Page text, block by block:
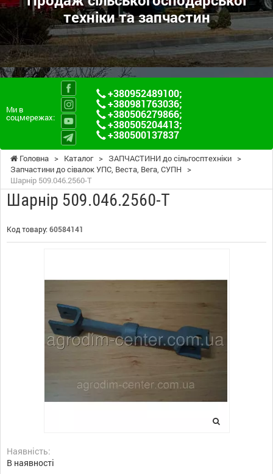
техніки та запчастин
Ми в
соцмережах:
+380952489100;
+380981763036;
+380506279866;
+380505204413;
+380500137837
Головна > Каталог > ЗАПЧАСТИНИ до сільгосптехніки >
Запчастини до сівалок УПС, Веста, Вега, СУПН >
Шарнір 509.046.2560-Т
Шарнір 509.046.2560-Т
Код товару: 60584141
Наявність:
В наявності